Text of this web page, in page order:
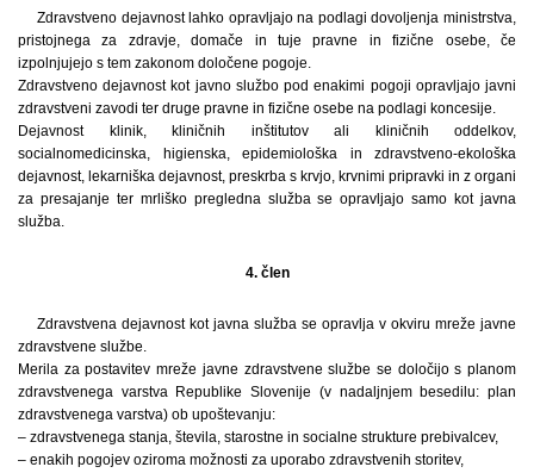
Zdravstveno dejavnost lahko opravljajo na podlagi dovoljenja ministrstva,
pristojnega za zdravje, domače in tuje pravne in fizične osebe, če
izpolnjujejo s tem zakonom določene pogoje.
Zdravstveno dejavnost kot javno službo pod enakimi pogoji opravljajo javni
zdravstveni zavodi ter druge pravne in fizične osebe na podlagi koncesije.
Dejavnost klinik, kliničnih inštitutov ali kliničnih oddelkov,
socialnomedicinska, higienska, epidemiološka in zdravstveno-ekološka
dejavnost, lekarniška dejavnost, preskrba s krvjo, krvnimi pripravki in z organi
za presajanje ter mrliško pregledna služba se opravljajo samo kot javna
služba.
4. člen
Zdravstvena dejavnost kot javna služba se opravlja v okviru mreže javne
zdravstvene službe.
Merila za postavitev mreže javne zdravstvene službe se določijo s planom
zdravstvenega varstva Republike Slovenije (v nadaljnjem besedilu: plan
zdravstvenega varstva) ob upoštevanju:
– zdravstvenega stanja, števila, starostne in socialne strukture prebivalcev,
– enakih pogojev oziroma možnosti za uporabo zdravstvenih storitev,